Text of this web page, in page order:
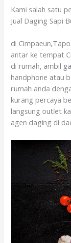
Kami salah satu
Jual Daging Sapi
di
antar ke tempat
di rumah, ambil
handphone atau
rumah anda
kurang percaya
langsung outlet
agen daging di